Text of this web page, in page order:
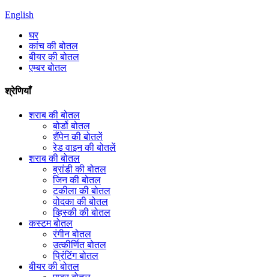
English
घर
कांच की बोतल
बीयर की बोतल
एम्बर बोतल
श्रेणियाँ
शराब की बोतल
बोर्डो बोतल
शैंपेन की बोतलें
रेड वाइन की बोतलें
शराब की बोतल
ब्रांडी की बोतल
जिन की बोतल
टकीला की बोतल
वोदका की बोतल
व्हिस्की की बोतल
कस्टम बोतल
रंगीन बोतल
उत्कीर्णित बोतल
प्रिंटिंग बोतल
बीयर की बोतल